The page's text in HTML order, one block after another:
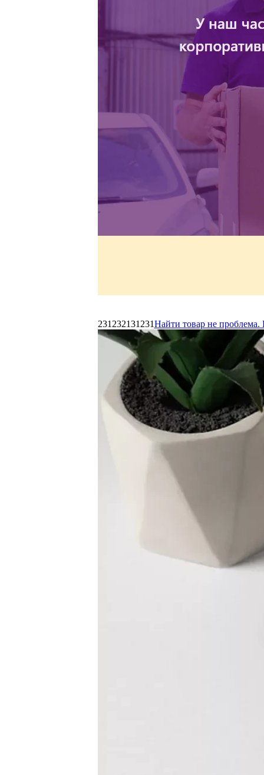
231232131231Найти товар не проблема.